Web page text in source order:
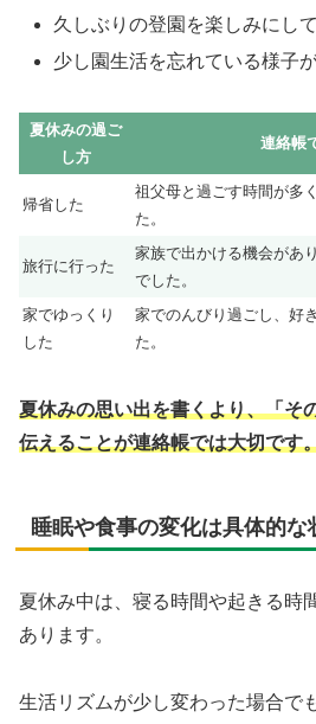
久しぶりの登園を楽しみにし
少し園生活を忘れている様子
夏休みの過ご
し方
連絡帳
帰省した
祖父母と過ごす時間が多
た。
旅行に行った
家族で出かける機会があ
でした。
家でゆっくり
した
家でのんびり過ごし、好
た。
夏休みの思い出を書くより、「そ
伝えることが連絡帳では大切です
睡眠や食事の変化は具体的な
夏休み中は、寝る時間や起きる時
あります。
生活リズムが少し変わった場合で